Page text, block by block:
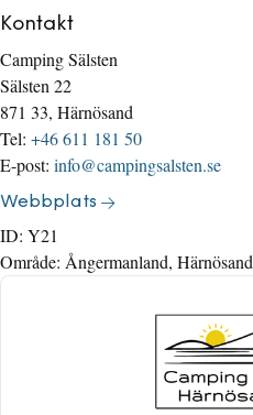
Kontakt
Camping Sälsten
Sälsten 22
871 33, Härnösand
Tel: +46 611 181 50
E-post: info@campingsalsten.se
Webbplats
ID: Y21
Område: Ångermanland, Härnösand